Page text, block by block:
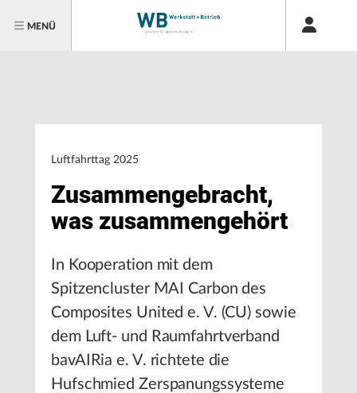
MENÜ
Luftfahrttag 2025
Zusammengebracht,
was zusammengehört
In Kooperation mit dem
Spitzencluster MAI Carbon des
Composites United e. V. (CU) sowie
dem Luft- und Raumfahrtverband
bavAIRia e. V. richtete die
Hufschmied Zerspanungssysteme